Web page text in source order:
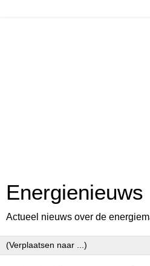
Energienieuws
Actueel nieuws over de